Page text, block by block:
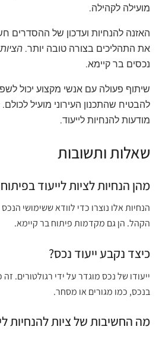
מועילה לקהילה.
האזנה להנחיות ועדכון של ההסדרים
את התהליכים בצורה טובה יותר.
נכסים בר קיימא.
שיתוף פעולה עם אנשי מקצוע יכול
להבטיח שהתכנון העירוני מועיל
מודעות להנחיות לייעוד.
שאלות ותשובות
מהן הנחיות לציות לייעוד
הנחיות אלו נוצרו כדי לוודא ששימושי
הקהל. הן גם מקדמות פיתוח בר קיימא.
כיצד נקבע ייעוד נכס?
ייעודו של נכס מוגדר על ידי רגולטורים.
בנכס, כמו מגורים או מסחר.
מה החשיבות של ציות להנחיות